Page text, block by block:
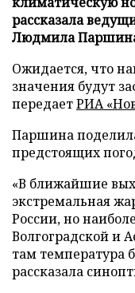
рассказала
Людмила
Ожидается, что
значения будут
передаетРИА
Паршина
предстоящих
«В ближайшие
экстремальная
России, но
Волгоградской и
там температура
рассказала